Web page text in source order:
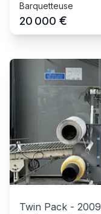
Barquetteuse
20 000 €
Twin Pack - 2009